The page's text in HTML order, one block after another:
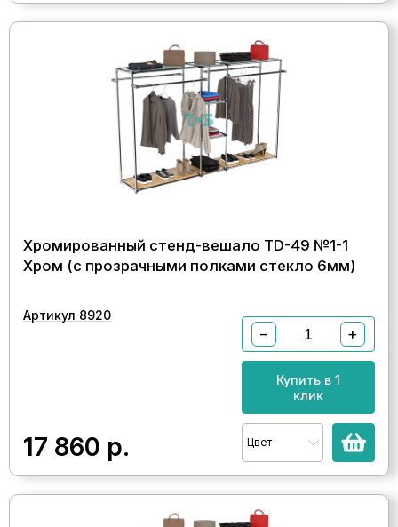
Хромированный стенд-вешало TD-49 №1-1
Хром (с прозрачными полками стекло 6мм)
Артикул 8920
17 860 р.
− +
Купить в 1
клик
Цвет